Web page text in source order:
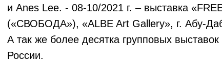
и Anes Lee. - 08-10/2021 г. – выставка
(«СВОБОДА»), «ALBE Art Gallery», г. Абу-
А так же более десятка групповых выставок
России.